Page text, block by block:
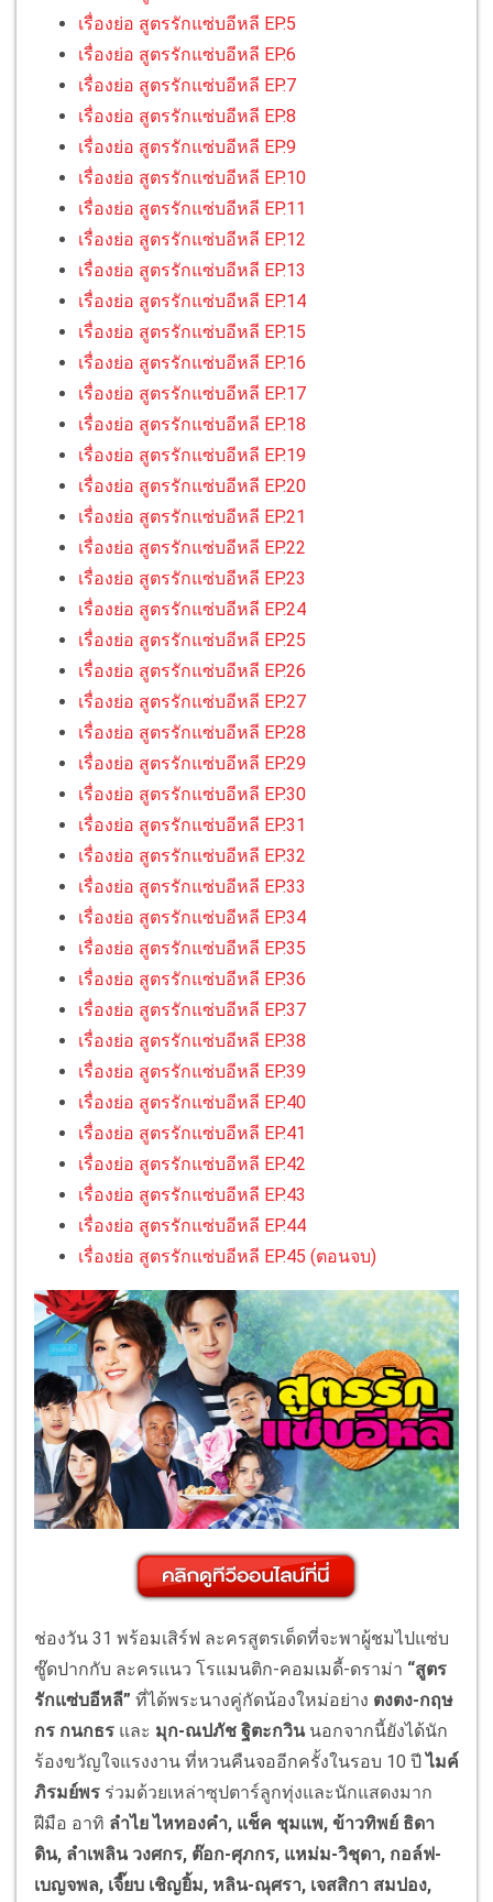
เรื่องย่อ สูตรรักแซ่บอีหลี EP.5
เรื่องย่อ สูตรรักแซ่บอีหลี EP.6
เรื่องย่อ สูตรรักแซ่บอีหลี EP.7
เรื่องย่อ สูตรรักแซ่บอีหลี EP.8
เรื่องย่อ สูตรรักแซ่บอีหลี EP.9
เรื่องย่อ สูตรรักแซ่บอีหลี EP.10
เรื่องย่อ สูตรรักแซ่บอีหลี EP.11
เรื่องย่อ สูตรรักแซ่บอีหลี EP.12
เรื่องย่อ สูตรรักแซ่บอีหลี EP.13
เรื่องย่อ สูตรรักแซ่บอีหลี EP.14
เรื่องย่อ สูตรรักแซ่บอีหลี EP.15
เรื่องย่อ สูตรรักแซ่บอีหลี EP.16
เรื่องย่อ สูตรรักแซ่บอีหลี EP.17
เรื่องย่อ สูตรรักแซ่บอีหลี EP.18
เรื่องย่อ สูตรรักแซ่บอีหลี EP.19
เรื่องย่อ สูตรรักแซ่บอีหลี EP.20
เรื่องย่อ สูตรรักแซ่บอีหลี EP.21
เรื่องย่อ สูตรรักแซ่บอีหลี EP.22
เรื่องย่อ สูตรรักแซ่บอีหลี EP.23
เรื่องย่อ สูตรรักแซ่บอีหลี EP.24
เรื่องย่อ สูตรรักแซ่บอีหลี EP.25
เรื่องย่อ สูตรรักแซ่บอีหลี EP.26
เรื่องย่อ สูตรรักแซ่บอีหลี EP.27
เรื่องย่อ สูตรรักแซ่บอีหลี EP.28
เรื่องย่อ สูตรรักแซ่บอีหลี EP.29
เรื่องย่อ สูตรรักแซ่บอีหลี EP.30
เรื่องย่อ สูตรรักแซ่บอีหลี EP.31
เรื่องย่อ สูตรรักแซ่บอีหลี EP.32
เรื่องย่อ สูตรรักแซ่บอีหลี EP.33
เรื่องย่อ สูตรรักแซ่บอีหลี EP.34
เรื่องย่อ สูตรรักแซ่บอีหลี EP.35
เรื่องย่อ สูตรรักแซ่บอีหลี EP.36
เรื่องย่อ สูตรรักแซ่บอีหลี EP.37
เรื่องย่อ สูตรรักแซ่บอีหลี EP.38
เรื่องย่อ สูตรรักแซ่บอีหลี EP.39
เรื่องย่อ สูตรรักแซ่บอีหลี EP.40
เรื่องย่อ สูตรรักแซ่บอีหลี EP.41
เรื่องย่อ สูตรรักแซ่บอีหลี EP.42
เรื่องย่อ สูตรรักแซ่บอีหลี EP.43
เรื่องย่อ สูตรรักแซ่บอีหลี EP.44
เรื่องย่อ สูตรรักแซ่บอีหลี EP.45 (ตอนจบ)
ช่องวัน 31 พร้อมเสิร์ฟ ละครสูตรเด็ดที่จะพาผู้ชมไปแซ่บ
ซู๊ดปากกับ ละครแนว โรแมนติก-คอมเมดี้-ดราม่า “สูตร
รักแซ่บอีหลี” ที่ได้พระนางคู่กัดน้องใหม่อย่าง ตงตง-กฤษ
กร กนกธร และ มุก-ณปภัช ฐิตะกวินนอกจากนี้ยังได้นัก
ร้องขวัญใจแรงงาน ที่หวนคืนจออีกครั้งในรอบ 10 ปีไมค์
ภิรมย์พร ร่วมด้วยเหล่าซุปตาร์ลูกทุ่งและนักแสดงมาก
ฝีมือ อาทิ ลำไย ไหทองคำ, แช็ค ชุมแพ, ข้าวทิพย์ ธิดา
ดิน, ลำเพลิน วงศกร, ต๊อก-ศุภกร, แหม่ม-วิชุดา, กอล์ฟ-
เบญจพล, เจี๊ยบ เชิญยิ้ม, หลิน-ณุศรา, เจสสิกา สมปอง,